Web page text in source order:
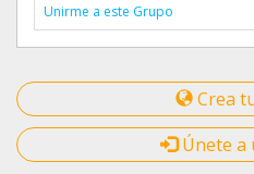
Unirme a este Grupo
Crea
Únete a